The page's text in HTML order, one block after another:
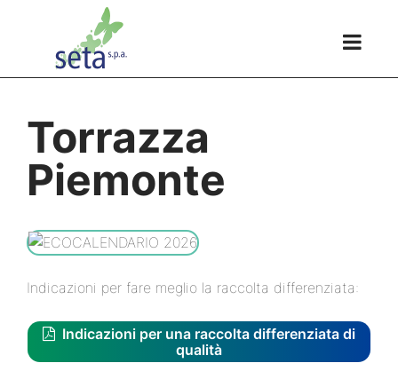
Torrazza
Piemonte
Indicazioni per fare meglio la raccolta differenziata:
Indicazioni per una raccolta differenziata di
qualità